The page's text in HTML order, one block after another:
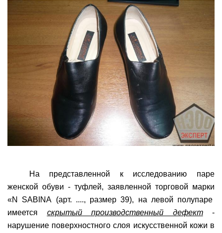
На представленной к иссле­дованию паре
женской обуви - туфлей, заявленной торговой марки
«N SAB NA (арт. ...., размер 39), на левой полупаре
имеется скрытый производственный де­фект-
нарушение поверхностного слоя искусственной кожи в